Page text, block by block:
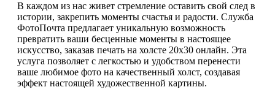
В каждом из нас живет стремление оставить свой след в
истории, закрепить моменты счастья и радости. Служба
ФотоПочта предлагает уникальную возможность
превратить ваши бесценные моменты в настоящее
искусство, заказав печать на холсте 20х30 онлайн. Эта
услуга позволяет с легкостью и удобством перенести
ваше любимое фото на качественный холст, создавая
эффект настоящей художественной картины.